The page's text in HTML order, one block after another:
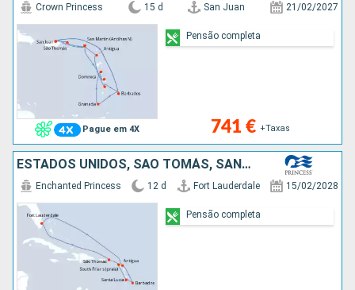
Pague em 4X
Crown Princess 15 d San Juan 21/02/2027
741 € +Taxas
Pensão completa
ESTADOS UNIDOS, SÃO TOMÁS, SANTA LÚCIA, BARBADOS, ANTÍGUA E BARBUDA, SÃO MARTINHO
Enchanted Princess 12 d Fort Lauderdale 15/02/2028
Pensão completa